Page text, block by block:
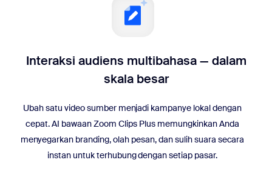
Interaksi audiens multibahasa — dalam
skala besar
Ubah satu video sumber menjadi kampanye lokal dengan
cepat. AI bawaan Zoom Clips Plus memungkinkan Anda
menyegarkan branding, olah pesan, dan sulih suara secara
instan untuk terhubung dengan setiap pasar.